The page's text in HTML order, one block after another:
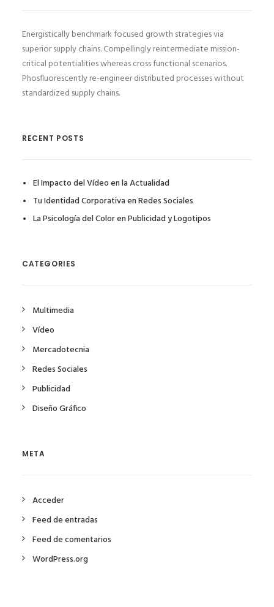
Energistically benchmark focused growth strategies via
superior supply chains. Compellingly reintermediate mission-
critical potentialities whereas cross functional scenarios.
Phosfluorescently re-engineer distributed processes without
standardized supply chains.
RECENT POSTS
El Impacto del Vídeo en la Actualidad
Tu Identidad Corporativa en Redes Sociales
La Psicología del Color en Publicidad y Logotipos
CATEGORIES
Multimedia
Vídeo
Mercadotecnia
Redes Sociales
Publicidad
Diseño Gráfico
META
Acceder
Feed de entradas
Feed de comentarios
WordPress.org